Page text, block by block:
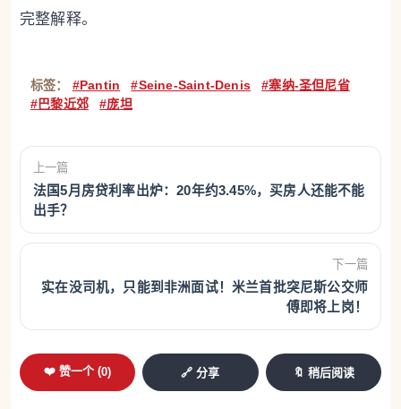
完整解释。
标签： #Pantin #Seine-Saint-Denis
#塞纳-圣但尼省
#巴黎近郊
#庞坦
上一篇
法国5月房贷利率出炉：20年约3.45%，买房人还能不能
出手？
下一篇
实在没司机，只能到非洲面试！米兰首批突尼斯公交师
傅即将上岗！
❤️ 赞一个 (0) 🔗 分享 🔖 稍后阅读